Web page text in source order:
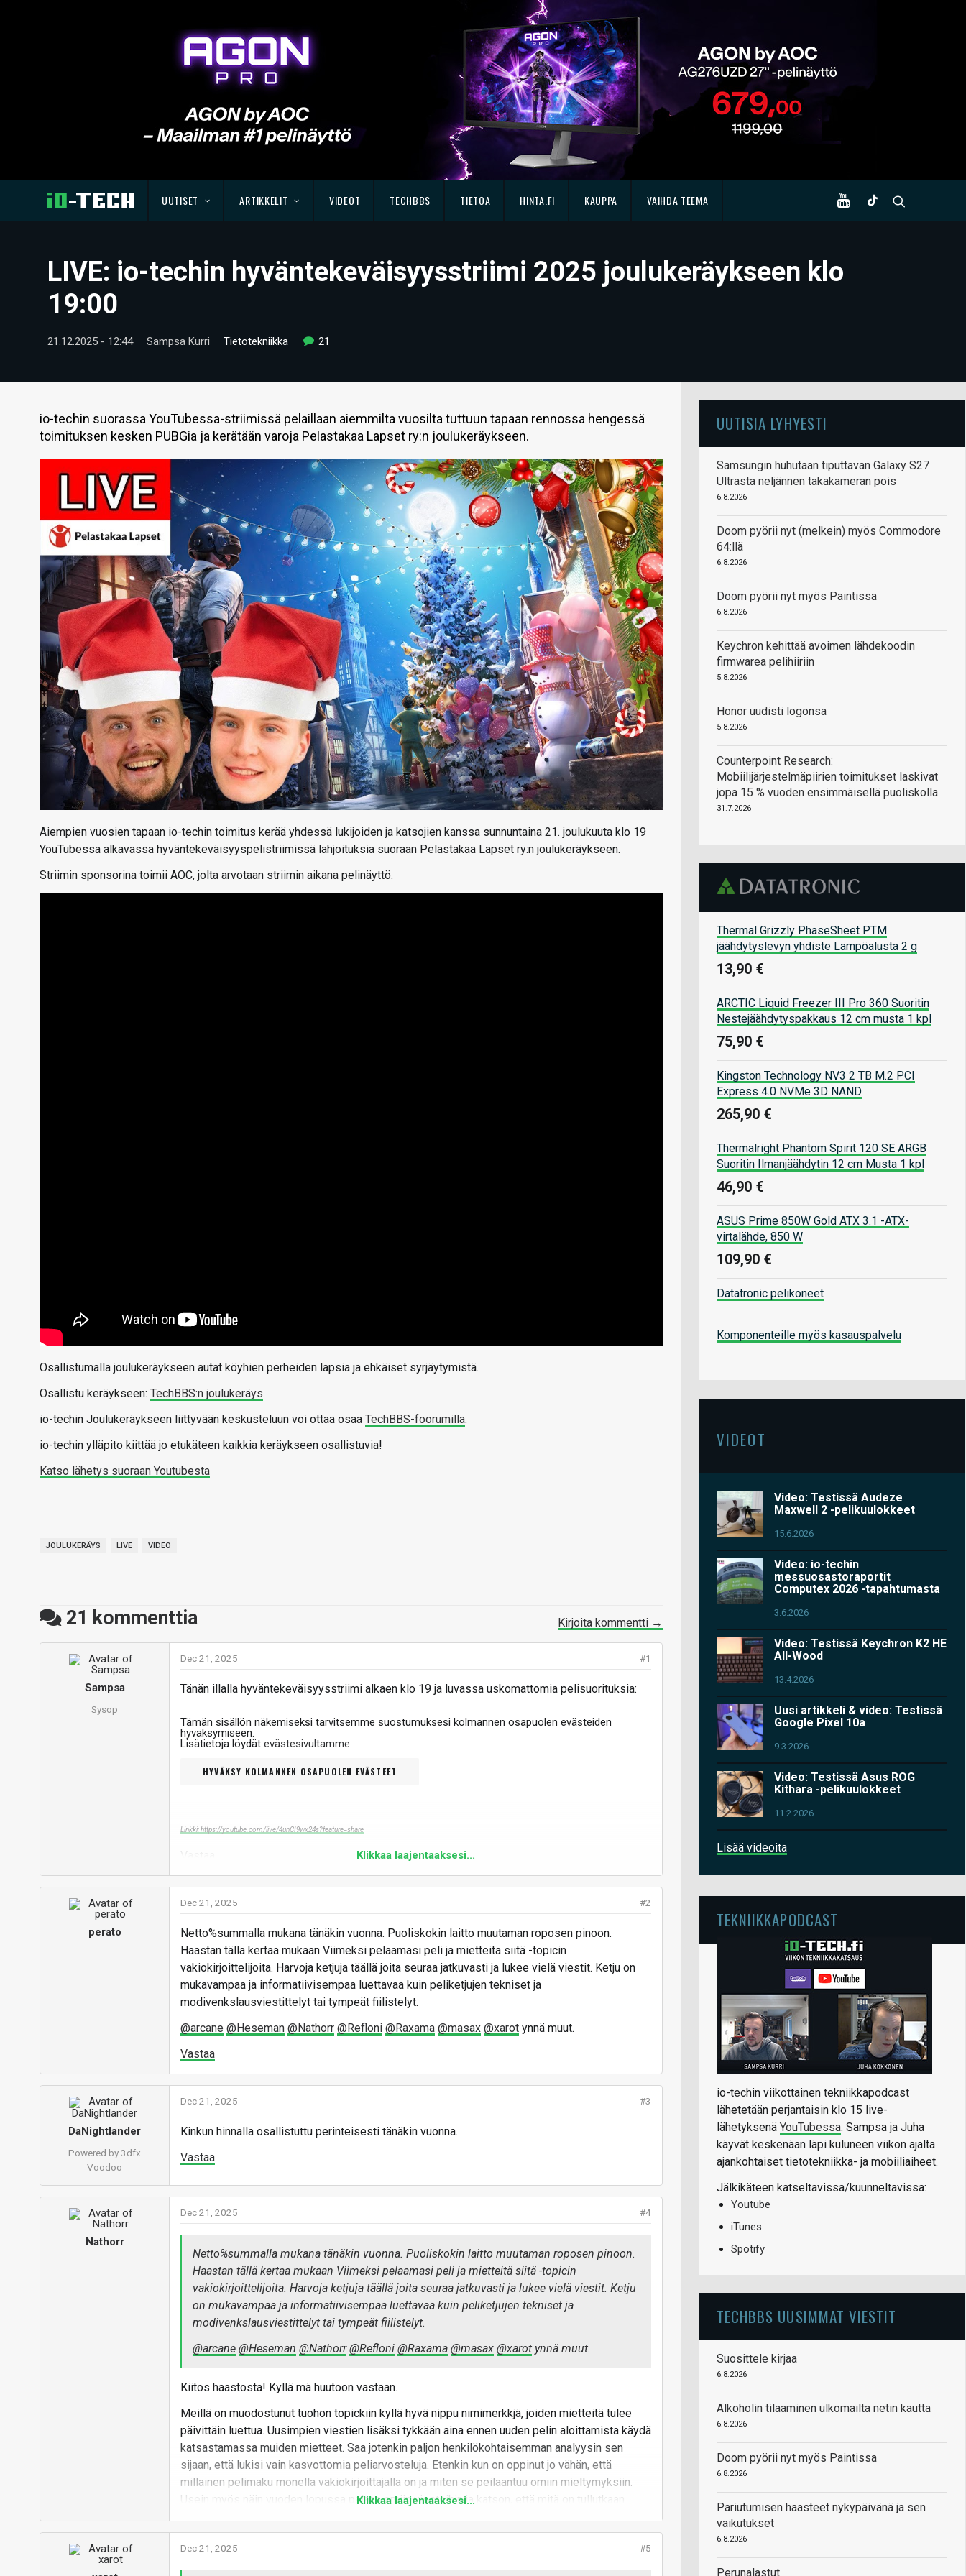
UUTISET ARTIKKELIT VIDEOT TECHBBS TIETOA HINTA.FI KAUPPA VAIHDA TEEMA
LIVE: io-techin hyväntekeväisyysstriimi 2025 joulukeräykseen klo
19:00
21.12.2025 - 12:44 Sampsa Kurri Tietotekniikka 21
io-techin suorassa YouTubessa-striimissä pelaillaan aiemmilta vuosilta tuttuun tapaan rennossa hengessä
toimituksen kesken PUBGia ja kerätään varoja Pelastakaa Lapset ry:n joulukeräykseen.
Aiempien vuosien tapaan io-techin toimitus kerää yhdessä lukijoiden ja katsojien kanssa sunnuntaina 21. joulukuuta klo 19
YouTubessa alkavassa hyväntekeväisyyspelistriimissä lahjoituksia suoraan Pelastakaa Lapset ry:n joulukeräykseen.
Striimin sponsorina toimii AOC, jolta arvotaan striimin aikana pelinäyttö.
Osallistumalla joulukeräykseen autat köyhien perheiden lapsia ja ehkäiset syrjäytymistä.
Osallistu keräykseen: TechBBS:n joulukeräys.
io-techin Joulukeräykseen liittyvään keskusteluun voi ottaa osaa TechBBS-foorumilla.
io-techin ylläpito kiittää jo etukäteen kaikkia keräykseen osallistuvia!
Katso lähetys suoraan Youtubesta
JOULUKERÄYS LIVE VIDEO
21 kommenttia Kirjoita kommentti →
Sampsa
Sysop
#1
Dec 21, 2025
Tänän illalla hyväntekeväisyysstriimi alkaen klo 19 ja luvassa uskomattomia pelisuorituksia:
Tämän sisällön näkemiseksi tarvitsemme suostumuksesi kolmannen osapuolen evästeiden
hyväksymiseen.
Lisätietoja löydät evästesivultamme.
HYVÄKSY KOLMANNEN OSAPUOLEN EVÄSTEET
Linkki: https://youtube.com/live/4unCI9wx24s?feature=share
Klikkaa laajentaaksesi...
perato
#2
Dec 21, 2025
Netto%summalla mukana tänäkin vuonna. Puoliskokin laitto muutaman roposen pinoon.
Haastan tällä kertaa mukaan Viimeksi pelaamasi peli ja mietteitä siitä -topicin
vakiokirjoittelijoita. Harvoja ketjuja täällä joita seuraa jatkuvasti ja lukee vielä viestit. Ketju on
mukavampaa ja informatiivisempaa luettavaa kuin peliketjujen tekniset ja
modivenkslausviestittelyt tai tympeät fiilistelyt.
@arcane @Heseman @Nathorr @Refloni @Raxama @masax @xarot ynnä muut.
Vastaa
DaNightlander
Powered by 3dfx
Voodoo
#3
Dec 21, 2025
Kinkun hinnalla osallistuttu perinteisesti tänäkin vuonna.
Vastaa
Nathorr
#4
Dec 21, 2025
Netto%summalla mukana tänäkin vuonna. Puoliskokin laitto muutaman roposen pinoon.
Haastan tällä kertaa mukaan Viimeksi pelaamasi peli ja mietteitä siitä -topicin
vakiokirjoittelijoita. Harvoja ketjuja täällä joita seuraa jatkuvasti ja lukee vielä viestit. Ketju
on mukavampaa ja informatiivisempaa luettavaa kuin peliketjujen tekniset ja
modivenkslausviestittelyt tai tympeät fiilistelyt.
@arcane @Heseman @Nathorr @Refloni @Raxama @masax @xarot ynnä muut.
Kiitos haastosta! Kyllä mä huutoon vastaan.
Meillä on muodostunut tuohon topickiin kyllä hyvä nippu nimimerkkjä, joiden mietteitä tulee
päivittäin luettua. Uusimpien viestien lisäksi tykkään aina ennen uuden pelin aloittamista käydä
katsastamassa muiden mietteet. Saa jotenkin paljon henkilökohtaisemman analyysin sen
sijaan, että lukisi vain kasvottomia peliarvosteluja. Etenkin kun on oppinut jo vähän, että
millainen pelimaku monella vakiokirjoittajalla on ja miten se peilaantuu omiin mieltymyksiin.
Usein myös näin vuoden lopussa palaan omiin viesteihin ja katson, että mitä on tullutkaan
Mutta pölinät sikseen. Rahaa kiertoon ja striimi auki
Vastaa
Klikkaa laajentaaksesi...
#5
Dec 21, 2025
UUTISIA LYHYESTI
Samsungin huhutaan tiputtavan Galaxy S27
Ultrasta neljännen takakameran pois
6.8.2026
Doom pyörii nyt (melkein) myös Commodore
64:llä
6.8.2026
Doom pyörii nyt myös Paintissa
6.8.2026
Keychron kehittää avoimen lähdekoodin
firmwarea pelihiiriin
5.8.2026
Honor uudisti logonsa
5.8.2026
Counterpoint Research:
Mobiilijärjestelmäpiirien toimitukset laskivat
jopa 15 % vuoden ensimmäisellä puoliskolla
31.7.2026
Thermal Grizzly PhaseSheet PTM
jäähdytyslevyn yhdiste Lämpöalusta 2 g
13,90 €
ARCTIC Liquid Freezer III Pro 360 Suoritin
Nestejäähdytyspakkaus 12 cm musta 1 kpl
75,90 €
Kingston Technology NV3 2 TB M.2 PCI
Express 4.0 NVMe 3D NAND
265,90 €
Thermalright Phantom Spirit 120 SE ARGB
Suoritin Ilmanjäähdytin 12 cm Musta 1 kpl
46,90 €
ASUS Prime 850W Gold ATX 3.1 -ATX-
virtalähde, 850 W
109,90 €
Datatronic pelikoneet
Komponenteille myös kasauspalvelu
VIDEOT
Video: Testissä Audeze
Maxwell 2 -pelikuulokkeet
15.6.2026
Video: io-techin
messuosastoraportit
Computex 2026 -tapahtumasta
3.6.2026
Video: Testissä Keychron K2 HE
All-Wood
13.4.2026
Uusi artikkeli & video: Testissä
Google Pixel 10a
9.3.2026
Video: Testissä Asus ROG
Kithara -pelikuulokkeet
11.2.2026
Lisää videoita
TEKNIIKKAPODCAST
io-techin viikottainen tekniikkapodcast
lähetetään perjantaisin klo 15 live-
lähetyksenä YouTubessa. Sampsa ja Juha
käyvät keskenään läpi kuluneen viikon ajalta
ajankohtaiset tietotekniikka- ja mobiiliaiheet.
Jälkikäteen katseltavissa/kuunneltavissa:
Youtube
iTunes
Spotify
TECHBBS UUSIMMAT VIESTIT
Suosittele kirjaa
6.8.2026
Alkoholin tilaaminen ulkomailta netin kautta
6.8.2026
Doom pyörii nyt myös Paintissa
6.8.2026
Pariutumisen haasteet nykypäivänä ja sen
vaikutukset
6.8.2026
Perunalastut